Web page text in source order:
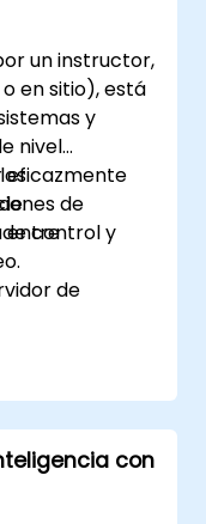
un instructor,
en sitio), está
y
nivel
eficazmente
de
control y
entre
de
InfluxDB y
paneles
para crear
con